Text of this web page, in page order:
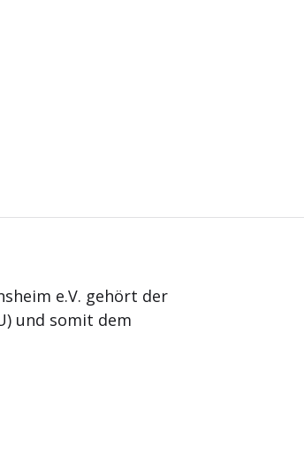
e.V. gehört der
und somit dem